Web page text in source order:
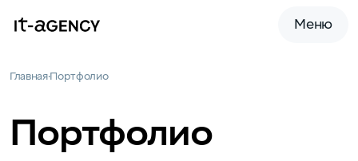
Меню
ГлавнаяПортфолио
Портфолио